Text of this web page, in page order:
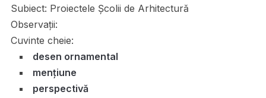
Subiect: Proiectele Școlii de Arhitectură
Observații:
Cuvinte cheie:
desen ornamental
mențiune
perspectivă